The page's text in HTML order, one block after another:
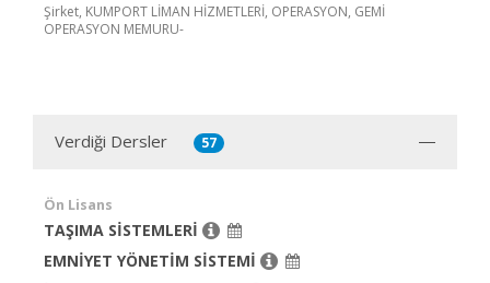
Şirket, KUMPORT LİMAN HİZMETLERİ, OPERASYON, GEMİ
OPERASYON MEMURU-
Verdiği Dersler 57
Ön Lisans
TAŞIMA SİSTEMLERİ
EMNİYET YÖNETİM SİSTEMİ